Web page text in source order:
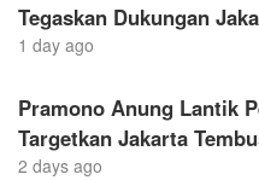
Tegaskan Dukungan
1 day ago
Pramono Anung Lantik
Targetkan Jakarta
2 days ago